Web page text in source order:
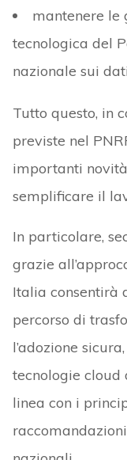
mantenere le
tecnologica del
nazionale sui
Tutto questo, in
previste nel
importanti
semplificare il
In particolare,
grazie
Italia consentirà
percorso di
l’adozione
tecnologie cloud
linea con i